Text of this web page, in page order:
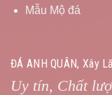
Mẫu Mộ đá
ĐÁ ANH QUÂN, Xây
Uy tín, Chất